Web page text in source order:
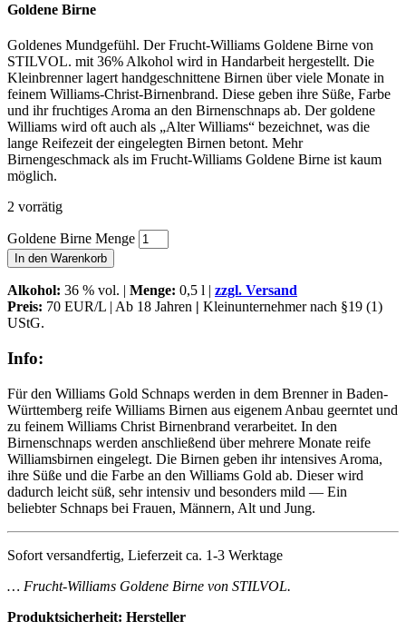
Goldene Birne
Goldenes Mundgefühl. Der Frucht-Williams Goldene Birne von
STILVOL. mit 36% Alkohol wird in Handarbeit hergestellt. Die
Kleinbrenner lagert handgeschnittene Birnen über viele Monate in
feinem Williams-Christ-Birnenbrand. Diese geben ihre Süße, Farbe
und ihr fruchtiges Aroma an den Birnenschnaps ab. Der goldene
Williams wird oft auch als „Alter Williams“ bezeichnet, was die
lange Reifezeit der eingelegten Birnen betont. Mehr
Birnengeschmack als im Frucht-Williams Goldene Birne ist kaum
möglich.
2 vorrätig
Goldene Birne Menge
In den Warenkorb
Alkohol: 36 % vol. | Menge: 0,5 l | zzgl. Versand
Preis: 70 EUR/L | Ab 18 Jahren | Kleinunternehmer nach §19 (1)
UStG.
Info:
Für den Williams Gold Schnaps werden in dem Brenner in Baden-
Württemberg reife Williams Birnen aus eigenem Anbau geerntet und
zu feinem Williams Christ Birnenbrand verarbeitet. In den
Birnenschnaps werden anschließend über mehrere Monate reife
Williamsbirnen eingelegt. Die Birnen geben ihr intensives Aroma,
ihre Süße und die Farbe an den Williams Gold ab. Dieser wird
dadurch leicht süß, sehr intensiv und besonders mild — Ein
beliebter Schnaps bei Frauen, Männern, Alt und Jung.
Sofort versandfertig, Lieferzeit ca. 1-3 Werktage
… Frucht-Williams Goldene Birne von STILVOL.
Produktsicherheit: Hersteller